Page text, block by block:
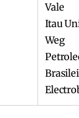
Vale
Itau
Weg